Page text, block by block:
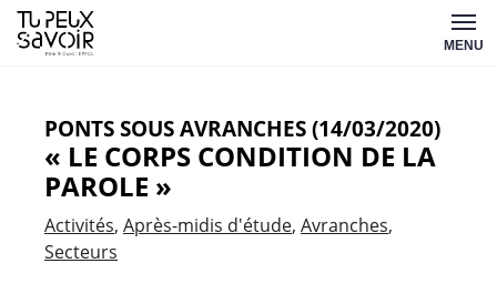
Aller
au
MENU
PONTS SOUS AVRANCHES (14/03/2020)
« LE CORPS CONDITION DE LA
PAROLE »
Activités Après-midis d'étude Avranches
Secteurs